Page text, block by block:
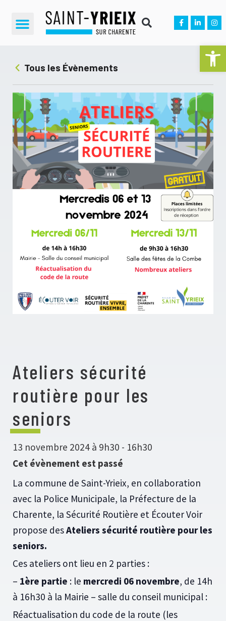
Ouvrir
Tous les Évènements
Ateliers sécurité
routière pour les
seniors
13 novembre 2024 à 9h30 - 16h30
Cet évènement est passé
La commune de Saint-Yrieix, en collaboration
avec la Police Municipale, la Préfecture de la
Charente, la Sécurité Routière et Écouter Voir
propose desAteliers sécurité routière pour les
seniors.
Ces ateliers ont lieu en 2 parties :
– 1ère partie : le mercredi 06 novembre, de 14h
à 16h30 à la Mairie – salle du conseil municipal :
Réactualisation du code de la route (les